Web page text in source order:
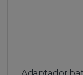
Adaptador